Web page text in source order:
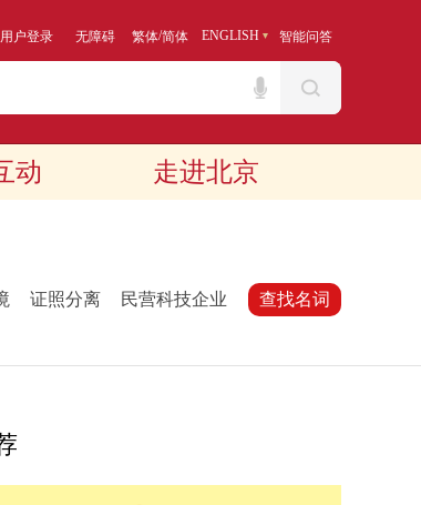
用户登录 无障碍 繁体/简体 ENGLISH 智能问答
动 走进北京
证照分离 民营科技企业 查找名词